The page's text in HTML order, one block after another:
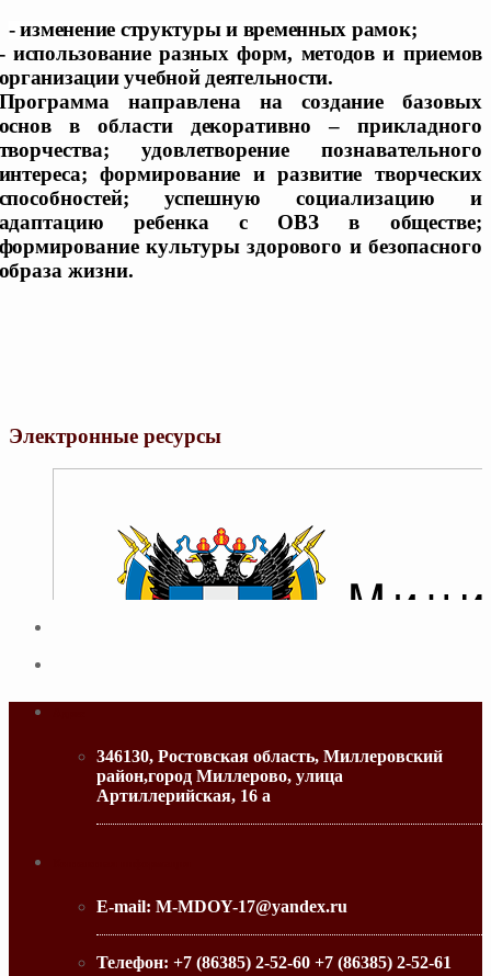
- изменение структуры и временных рамок;
использование разных форм, методов и приемов
учебной деятельности.
направлена на создание базовых
в области декоративно – прикладного
удовлетворение познавательного
формирование и развитие творческих
успешную социализацию и
ребенка с ОВЗ в обществе;
культуры здорового и безопасного
жизни.
Электронные ресурсы
346130, Ростовская область, Миллеровский
район,город Миллерово, улица
Артиллерийская, 16 а
E-mail: M-MDOY-17@yandex.ru
Телефон: +7 (86385) 2-52-60 +7 (86385) 2-52-61